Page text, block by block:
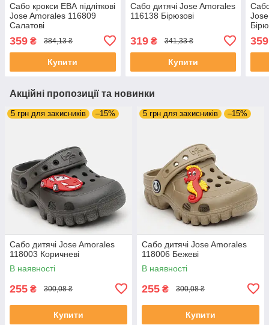
Сабо крокси ЕВА підліткові
Jose Amorales 116809
Салатові
359 ₴ 384,13 ₴
Купити
Сабо дитячі Jose Amorales
116138 Бірюзові
319₴ 341,33 ₴
Купити
359
Акційні пропозиції та новинки
5 грн для захисників –15%
Сабо дитячі Jose Amorales
118003 Коричневі
В наявності
255 ₴ 300,08 ₴
Купити
5 грн для захисників –15%
Сабо дитячі Jose Amorales
118006 Бежеві
В наявності
255 ₴ 300,08 ₴
Купити